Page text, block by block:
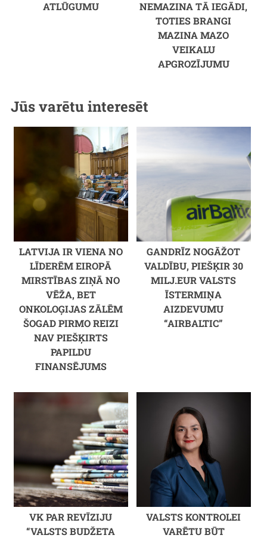
ATLŪGUMU
NEMAZINA TĀ IEGĀDI,
TOTIES BRANGI
MAZINA MAZO
VEIKALU
APGROZĪJUMU
Jūs varētu interesēt
LATVIJA IR VIENA NO
LĪDERĒM EIROPĀ
MIRSTĪBAS ZIŅĀ NO
VĒŽA, BET
ONKOLOĢIJAS ZĀLĒM
ŠOGAD PIRMO REIZI
NAV PIEŠĶIRTS
PAPILDU
FINANSĒJUMS
GANDRĪZ NOGĀŽOT
VALDĪBU, PIEŠĶIR 30
MILJ.EUR VALSTS
ĪSTERMIŅA
AIZDEVUMU
“AIRBALTIC”
VK PAR REVĪZIJU
“VALSTS BUDŽETA
VALSTS KONTROLEI
VARĒTU BŪT